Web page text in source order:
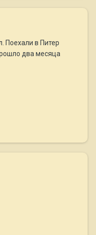
Поехали в Питер
два месяца